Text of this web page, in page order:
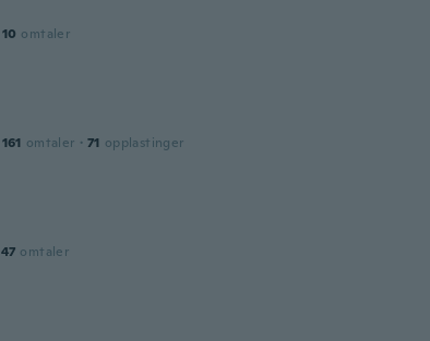
10 omtaler
161 omtaler · 71 opplastinger
47 omtaler